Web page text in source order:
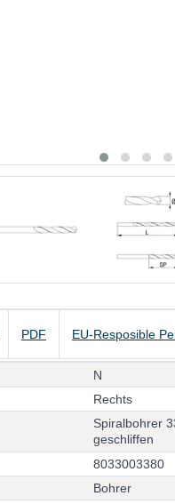
PDF EU-Resposible
N
Rechts
Spiralbohrer 3
geschliffen
8033003380
Bohrer